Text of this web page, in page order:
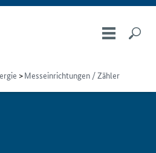
Messeinrichtungen / Zähler